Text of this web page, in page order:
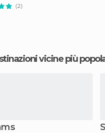
(2)
vicine più